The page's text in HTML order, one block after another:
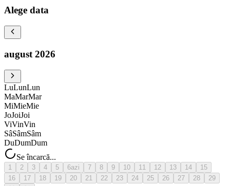
Alege data
august 2026
LuLunLun
MaMarMar
MiMieMie
JoJoiJoi
ViVinVin
SâSâmSâm
DuDumDum
Se încarcă...
1 2 3 4 5 6azi 7 8 9 10 11 12 13 14
15
16
17 18 19 20 21 22 23 24 25 26 27 28
29